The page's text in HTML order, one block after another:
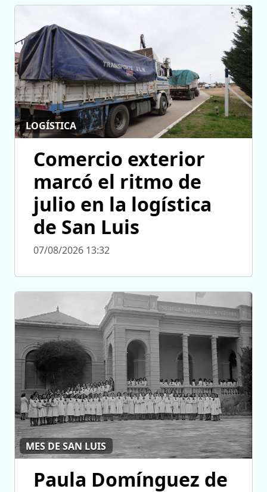
LOGÍSTICA
Comercio exterior
marcó el ritmo de
julio en la logística
de San Luis
07/08/2026 13:32
MES DE SAN LUIS
Paula Domínguez de